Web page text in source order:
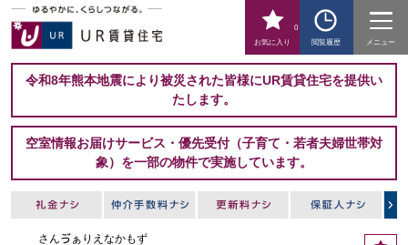
お気に入り
0
閲覧履歴
メニュー
令和8年熊本地震により被災された皆様にUR賃貸住宅を提供い
たします。
空室情報お届けサービス・優先受付（子育て・若者夫婦世帯対
象）を一部の物件で実施しています。
さんゔぁりえなかもず